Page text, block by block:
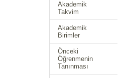
Akademik
Takvim
Akademik
Birimler
Önceki
Öğrenmenin
Tanınması